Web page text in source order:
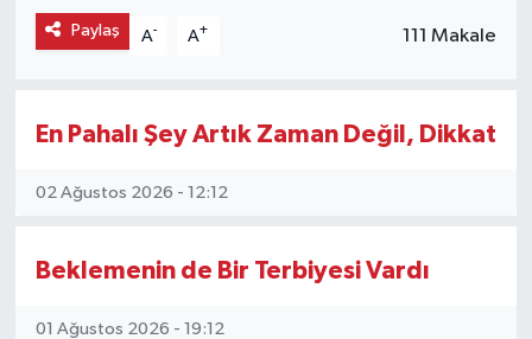
Paylaş A- A+ 111 Makale
En Pahalı Şey Artık Zaman Değil, Dikkat
02 Ağustos 2026 - 12:12
Beklemenin de Bir Terbiyesi Vardı
01 Ağustos 2026 - 19:12
Diğer
Eğitim
Ekonomi
Eleman
Tüm Manşetler
Haber Arşivi